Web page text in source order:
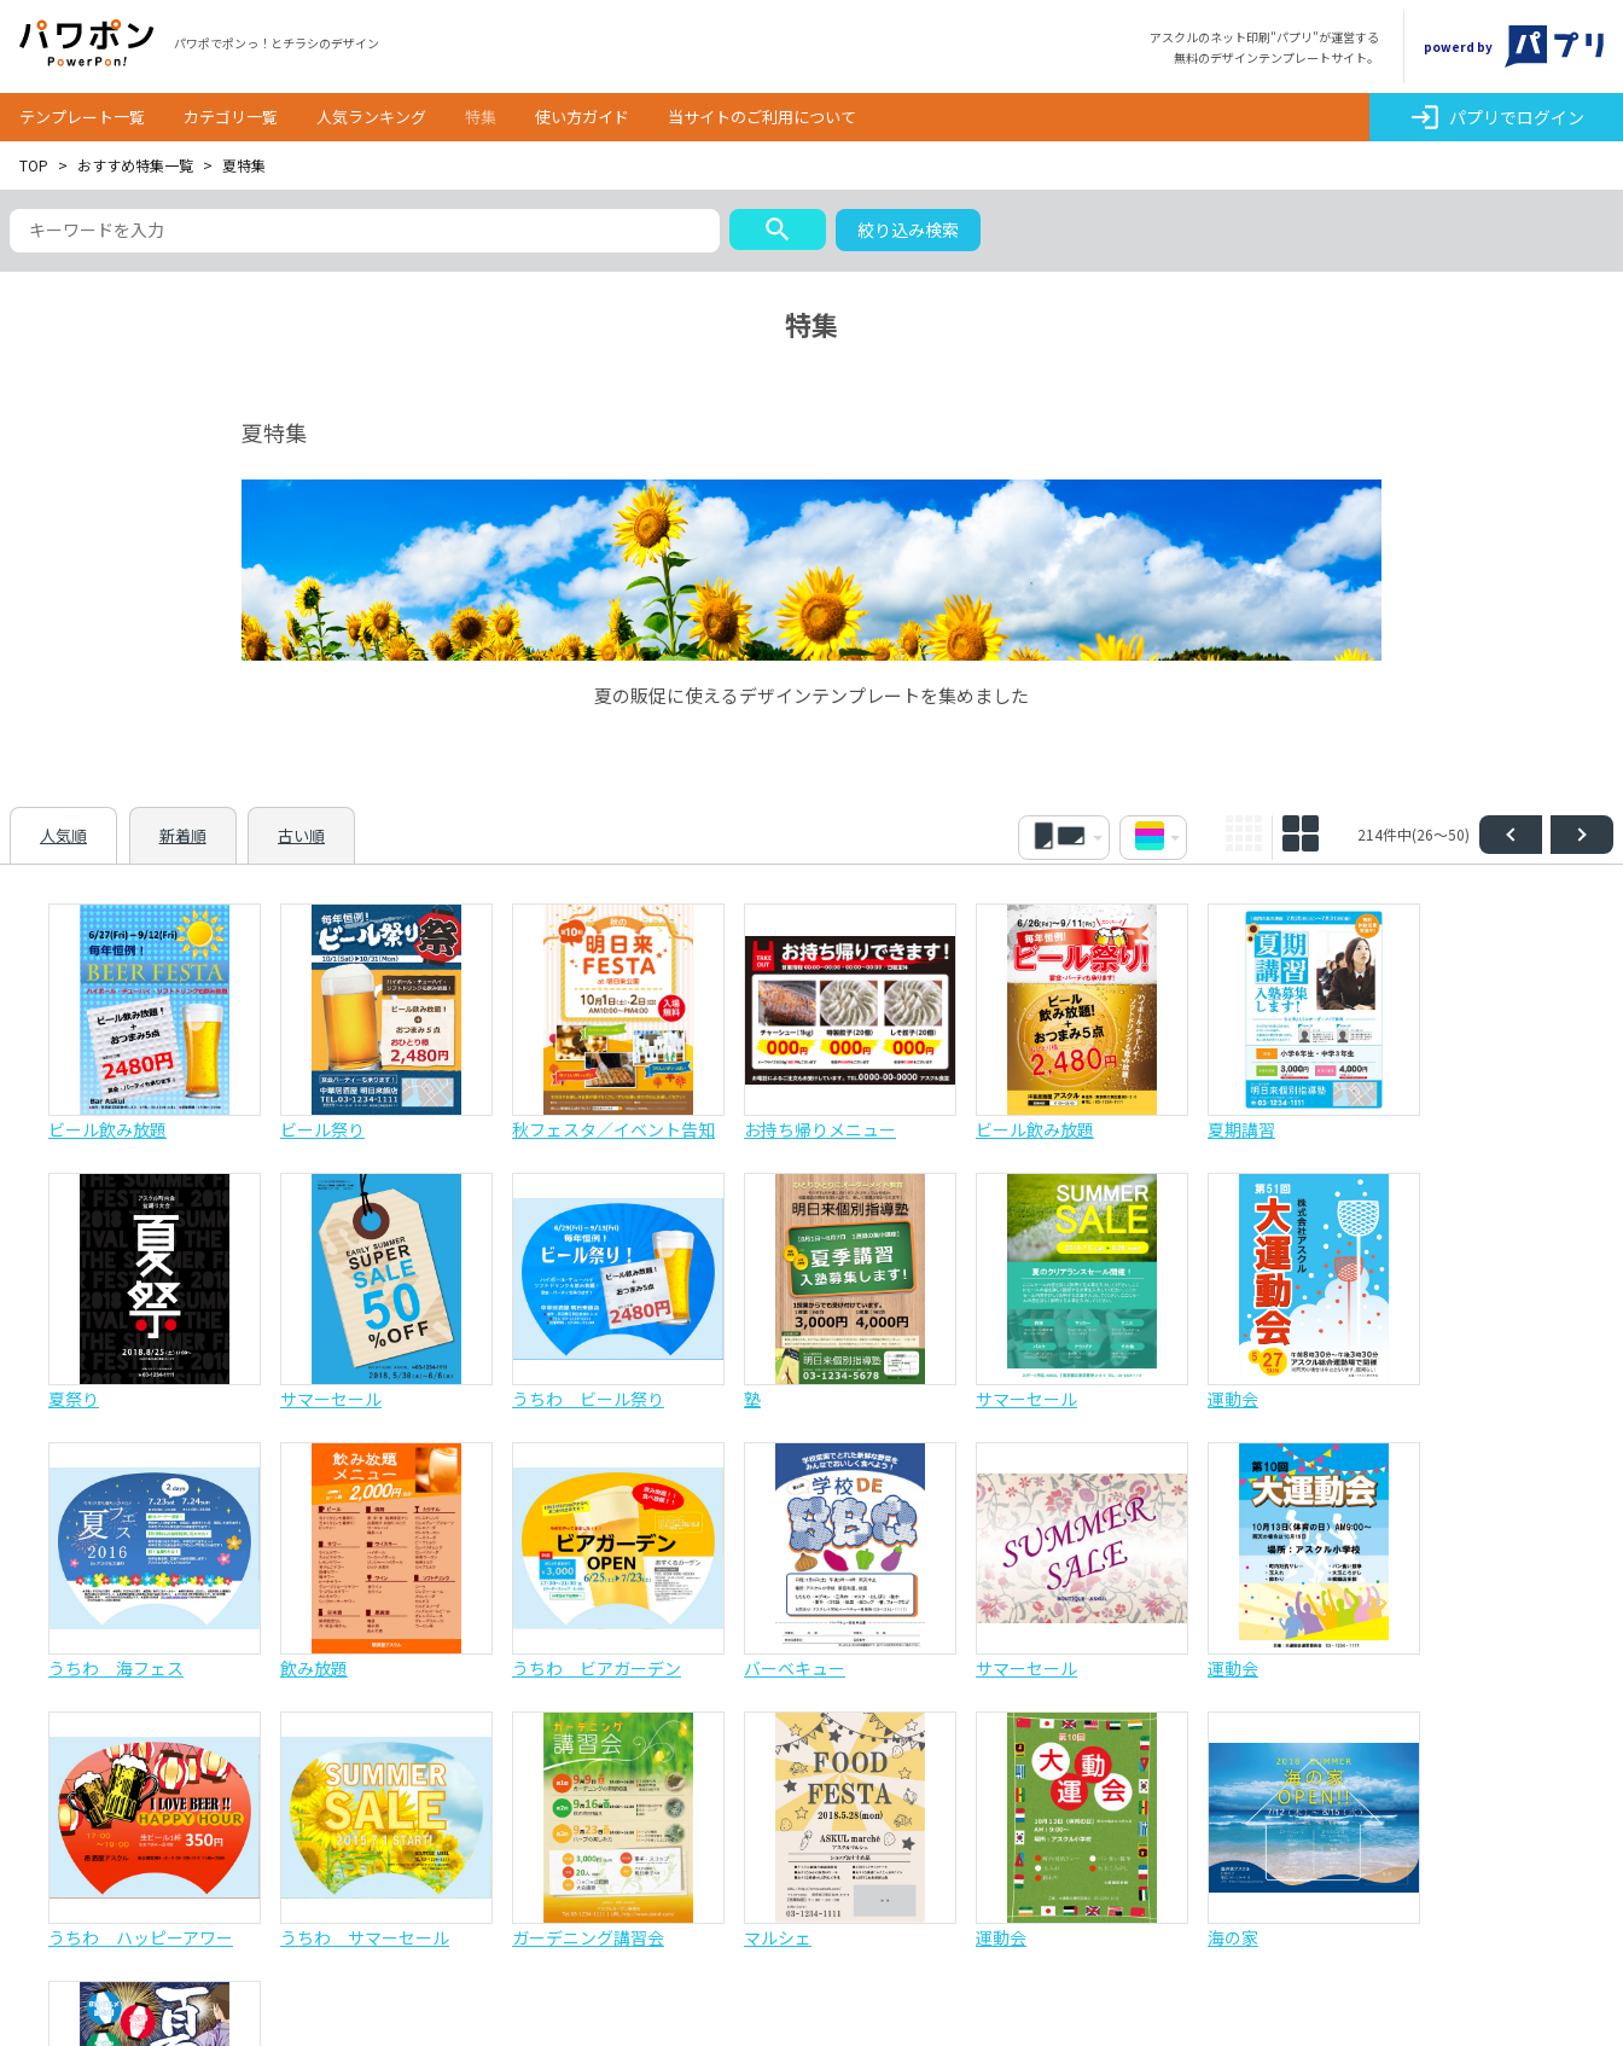
パワポでポンっ！とチラシのデザイン
アスクルのネット印刷"パプリ"が運営する
無料のデザインテンプレートサイト。
powerd by
テンプレート一覧 カテゴリ一覧 人気ランキング 特集 使い方ガイド 当サイトのご利用について login パプリでログイン
TOP おすすめ特集一覧 夏特集
search 絞り込み検索
特集
夏特集
夏の販促に使えるデザインテンプレートを集めました
人気順 新着順 古い順 214件中(26～50)
ビール飲み放題 ビール祭り 秋フェスタ／イベント告知 お持ち帰りメニュー ビール飲み放題 夏期講習
夏祭り サマーセール うちわ ビール祭り 塾 サマーセール 運動会
うちわ 海フェス 飲み放題 うちわ ビアガーデン バーベキュー サマーセール 運動会
うちわ ハッピーアワー うちわ サマーセール ガーデニング講習会 マルシェ 運動会 海の家